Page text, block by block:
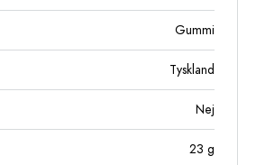
Gummi
Tyskland
Nej
23 g